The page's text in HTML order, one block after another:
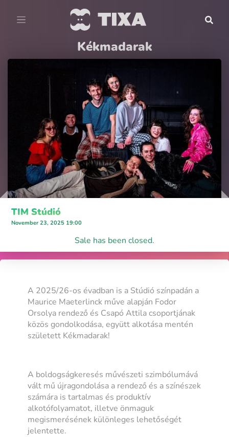
Kékmadarak
TIM Stúdió
November 23, 2025 19:00
Sale has been closed.
A 2025/26-os évadban is a Stúdió színpadán a
Maurice Maeterlinck műve alapján Fodor
Orsolya rendező és Csapó Attila csoportjának
közös gondolkodása, együtt alkotása mentén
született Kékmadarak!
A boldogságkeresés művészeti szimbólumává
vált mű újragondolása a rendező és a színészek
számára is tartalmas és produktív
alkotófolyamatot, illetve önmaguk
megismerésének különleges lehetőségét
jelentette.